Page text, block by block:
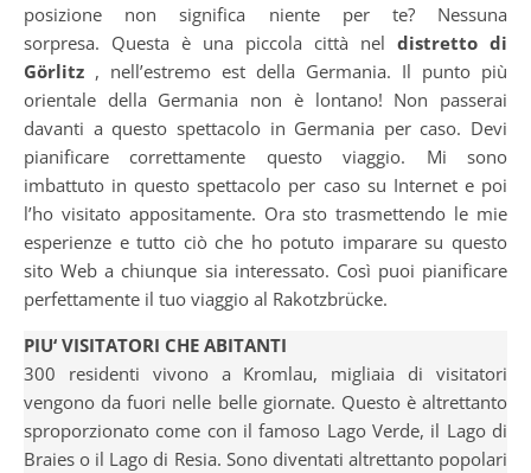
posizione non significa niente per te? Nessuna
sorpresa. Questa è una piccola città nel distretto di
Görlitz , nell’estremo est della Germania. Il punto più
orientale della Germania non è lontano! Non passerai
davanti a questo spettacolo in Germania per caso. Devi
pianificare correttamente questo viaggio. Mi sono
imbattuto in questo spettacolo per caso su Internet e poi
l’ho visitato appositamente. Ora sto trasmettendo le mie
esperienze e tutto ciò che ho potuto imparare su questo
sito Web a chiunque sia interessato. Così puoi pianificare
perfettamente il tuo viaggio al Rakotzbrücke.
PIU‘ VISITATORI CHE ABITANTI
300 residenti vivono a Kromlau, migliaia di visitatori
vengono da fuori nelle belle giornate. Questo è altrettanto
sproporzionato come con il famoso Lago Verde, il Lago di
Braies o il Lago di Resia. Sono diventati altrettanto popolari